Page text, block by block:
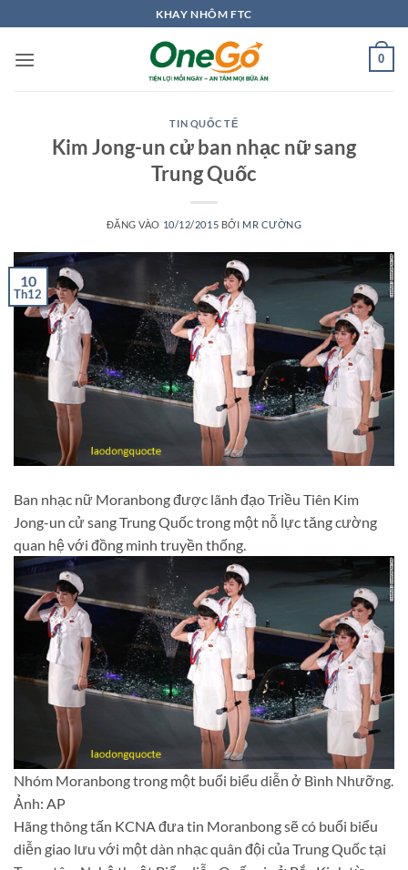
qua
nội
KHAY NHÔM FTC
0
TIN QUỐC TẾ
Kim Jong-un cử ban nhạc nữ sang
Trung Quốc
ĐĂNG VÀO 10/12/2015 BỞI MR CƯỜNG
10
Th12
Ban nhạc nữ Moranbong được lãnh đạo Triều Tiên Kim
Jong-un cử sang Trung Quốc trong một nỗ lực tăng cường
quan hệ với đồng minh truyền thống.
Nhóm Moranbong trong một buổi biểu diễn ở Bình Nhưỡng.
Ảnh: AP
Hãng thông tấn KCNA đưa tin Moranbong sẽ có buổi biểu
diễn giao lưu với một dàn nhạc quân đội của Trung Quốc tại